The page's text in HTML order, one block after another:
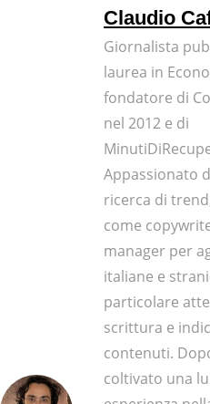
Claudio
Giornalista
laurea in
fondatore di
nel 2012 e di
Appassionato
ricerca di
come
manager per
italiane e
particolare
scrittura e
contenuti.
coltivato una